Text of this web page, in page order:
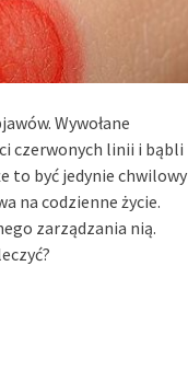
Wywołane
czerwonych linii i bąbli
to być jedynie chwilowy
na codzienne życie.
zarządzania nią.